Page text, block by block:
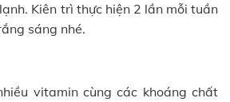
Kiên trì thực hiện 2 lần mỗi tuần
sáng nhé.
vitamin cùng các khoáng chất